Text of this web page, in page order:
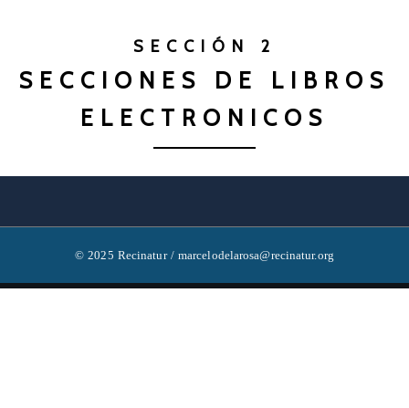
SECCIÓN 2
SECCIONES DE LIBROS
ELECTRONICOS
© 2025 Recinatur / marcelodelarosa@recinatur.org